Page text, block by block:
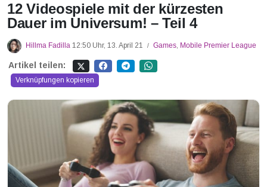
12 Videospiele mit der kürzesten
Dauer im Universum! – Teil 4
Hillma Fadilla 12:50 Uhr, 13. April 21 / Games, Mobile Premier League
Artikel teilen:
Verknüpfungen kopieren